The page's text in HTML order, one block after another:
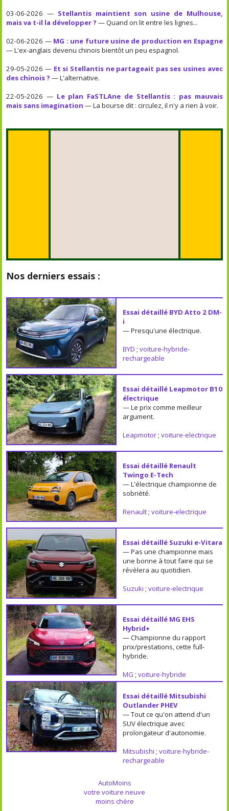
03-06-2026 — Stellantis maintient son usine de Mulhouse,
mais va t-il la développer ? — Quand on lit entre les lignes...
02-06-2026 — MG : une future usine de production en Espagne
— L'ex-anglais devenu chinois bientôt un peu espagnol.
29-05-2026 — Et si Stellantis ne partageait pas ses usines avec
des chinois ? — L'alternative.
22-05-2026 — Le plan FaSTLAne de Stellantis : pas mauvais
mais sans imagination — La bourse dit : circulez, il n'y a rien à voir.
Nos derniers essais :
Essai détaillé BYD Atto 2 DM-
i
— Presqu'une électrique.
BYD ; voiture-hybride-
rechargeable
Essai détaillé Leapmotor B10
électrique
— Le prix comme meilleur
argument.
Leapmotor ; voiture-electrique
Essai détaillé Renault
Twingo E-Tech
— L'électrique championne de
sobriété.
Renault ; voiture-electrique
Essai détaillé Suzuki e-Vitara
— Pas une championne mais
une bonne à tout faire qui se
révèlera au quotidien.
Suzuki ; voiture-electrique
Essai détaillé MG EHS
Hybrid+
— Championne du rapport
prix/prestations, cette full-
hybride.
MG ; voiture-hybride
Essai détaillé Mitsubishi
Outlander PHEV
— Tout ce qu'on attend d'un
SUV électrique avec
prolongateur d'autonomie.
Mitsubishi ; voiture-hybride-
rechargeable
AutoMoins
votre voiture neuve
moins chère